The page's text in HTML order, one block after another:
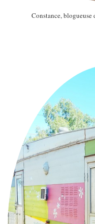
Constance, blogueuse